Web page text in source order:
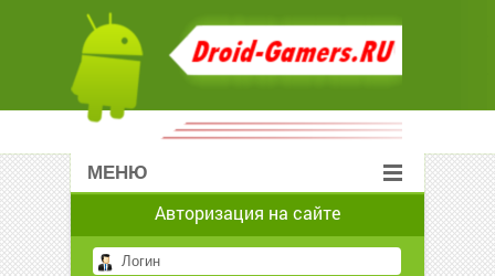
МЕНЮ
Авторизация на сайте